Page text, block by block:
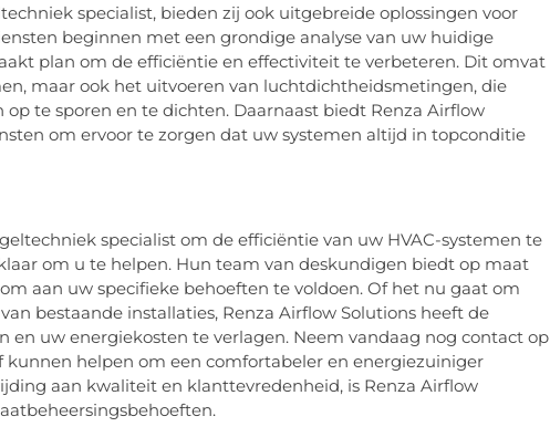
specialist, bieden zij ook uitgebreide oplossingen voor
beginnen met een grondige analyse van uw huidige
plan om de efficiëntie en effectiviteit te verbeteren. Dit omvat
maar ook het uitvoeren van luchtdichtheidsmetingen, die
te sporen en te dichten. Daarnaast biedt Renza Airflow
om ervoor te zorgen dat uw systemen altijd in topconditie
specialist om de efficiëntie van uw HVAC-systemen te
om u te helpen. Hun team van deskundigen biedt op maat
aan uw specifieke behoeften te voldoen. Of het nu gaat om
bestaande installaties, Renza Airflow Solutions heeft de
en uw energiekosten te verlagen. Neem vandaag nog contact op
helpen om een comfortabeler en energiezuiniger
aan kwaliteit en klanttevredenheid, is Renza Airflow